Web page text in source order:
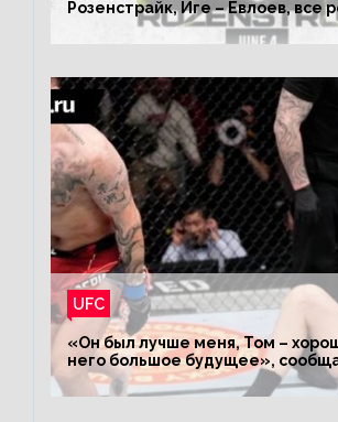
Розенстрайк, Иге – Евлоев, все
турнира ЮФС ФН 207
UFC
«Он был лучше меня, Том –
него большое будущее»,
о поражении Аспиналлу